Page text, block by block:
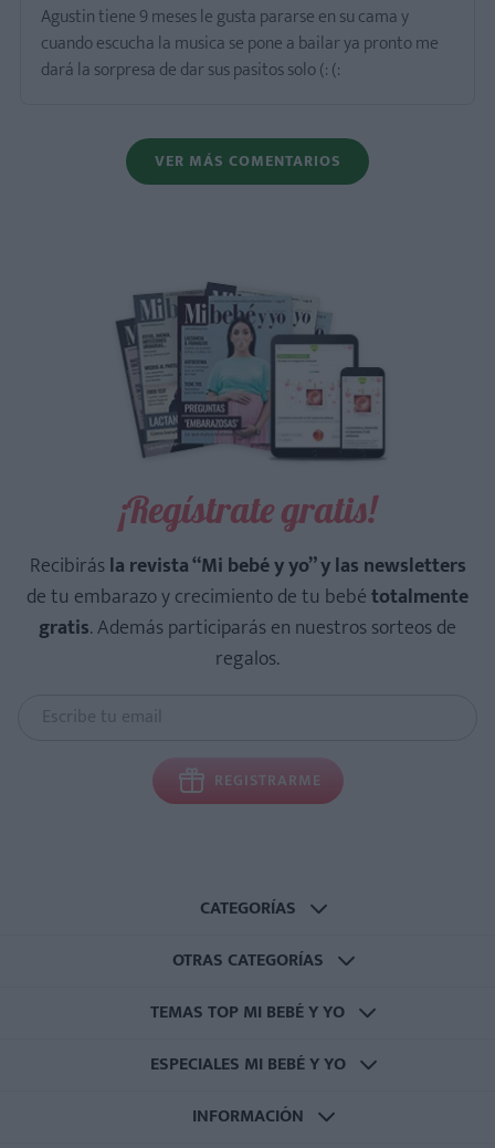
Agustin tiene 9 meses le gusta pararse en su cama y
cuando escucha la musica se pone a bailar ya pronto me
dará la sorpresa de dar sus pasitos solo (: (:
VER MÁS COMENTARIOS
¡Regístrate gratis!
Recibirásla revista “Mi bebé y yo” y las newsletters
de tu embarazo y crecimiento de tu bebétotalmente
gratis. Además participarás en nuestros sorteos de
regalos.
REGISTRARME
CATEGORÍAS
OTRAS CATEGORÍAS
TEMAS TOP MI BEBÉ Y YO
ESPECIALES MI BEBÉ Y YO
INFORMACIÓN